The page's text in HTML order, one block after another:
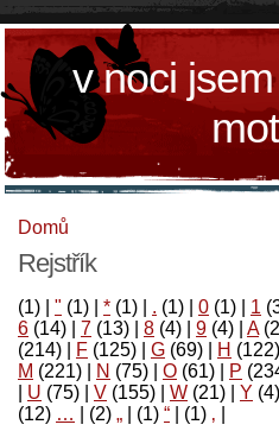
v noci
Domů
Rejstřík
(1) " (1) * (1) . (1) 0 (1) 1
6 (14) 7 (13) 8 (4) 9 (4) A
(214)
F (125) G (69) H (122)
M (221) N (75) O (61) P
U (75) V (155) W (21) Y (4)
‚
(1)
“
(1)
„
(2)
…
(12)